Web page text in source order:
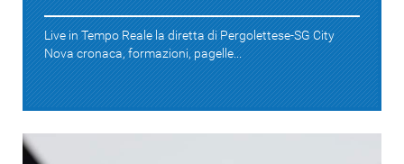
Live in Tempo Reale la diretta di Pergolettese-SG City
Nova cronaca, formazioni, pagelle...